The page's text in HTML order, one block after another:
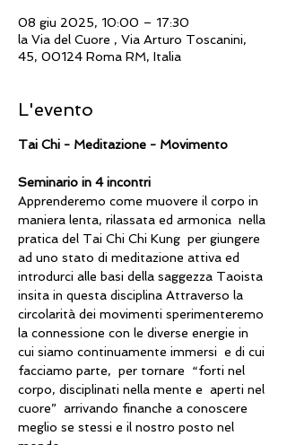
08 giu 2025, 10:00 – 17:30
la Via del Cuore , Via Arturo Toscanini,
45, 00124 Roma RM, Italia
L'evento
Tai Chi - Meditazione - Movimento
Seminario in 4 incontri
Apprenderemo come muovere il corpo in
maniera lenta, rilassata ed armonica  nella
pratica del Tai Chi Chi Kung  per giungere
ad uno stato di meditazione attiva ed
introdurci alle basi della saggezza Taoista
insita in questa disciplina Attraverso la
circolarità dei movimenti sperimenteremo
la connessione con le diverse energie in
cui siamo continuamente immersi  e di cui
facciamo parte,  per tornare  “forti nel
corpo, disciplinati nella mente e  aperti nel
cuore”  arrivando finanche a conoscere
meglio se stessi e il nostro posto nel